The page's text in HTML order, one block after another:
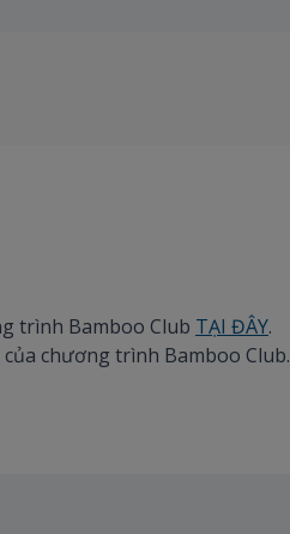
trình Bamboo Club TẠI ĐÂY.
chương trình Bamboo Club.